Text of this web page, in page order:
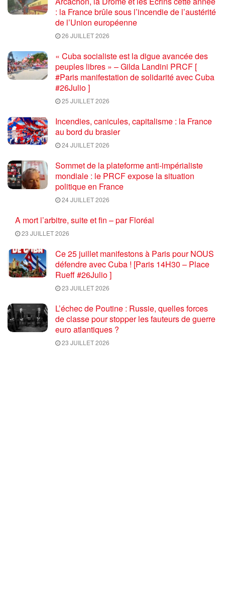
: la France brûle sous l’incendie de l’austérité
de l’Union européenne
26 JUILLET 2026
« Cuba socialiste est la digue avancée des
peuples libres » – Gilda Landini PRCF [
#Paris manifestation de solidarité avec Cuba
#26Julio ]
25 JUILLET 2026
Incendies, canicules, capitalisme : la France
au bord du brasier
24 JUILLET 2026
Sommet de la plateforme anti-impérialiste
mondiale : le PRCF expose la situation
politique en France
24 JUILLET 2026
A mort l’arbitre, suite et fin – par Floréal
23 JUILLET 2026
Ce 25 juillet manifestons à Paris pour NOUS
défendre avec Cuba ! [Paris 14H30 – Place
Rueff #26Julio ]
23 JUILLET 2026
L’échec de Poutine : Russie, quelles forces
de classe pour stopper les fauteurs de guerre
euro atlantiques ?
23 JUILLET 2026